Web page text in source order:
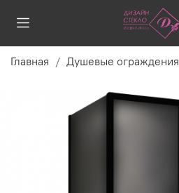
Главная Душевые ограждения